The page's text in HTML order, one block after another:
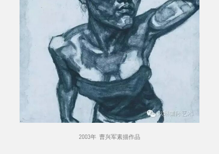
2003年 曹兴军素描作品